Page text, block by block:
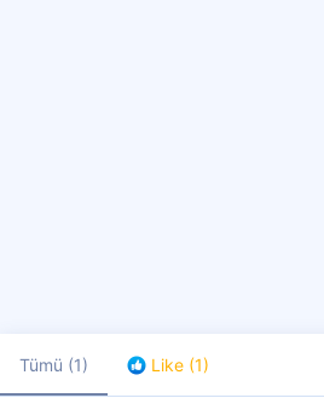
Tümü (1) Like (1)